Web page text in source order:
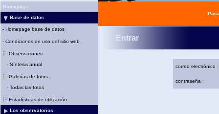
Homepage
Base de datos
- Homepage base de datos
- Condiciones de uso del sitio web
Observaciones
- Síntesis anual
Galerías de fotos
- Todas las fotos
Estadísticas de utilización
Los observatorios
Entrar
correo electrónico :
contraseña :